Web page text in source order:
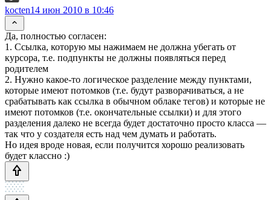
kocten14 июн 2010 в 10:46
Да, полностью согласен:
1. Ссылка, которую мы нажимаем не должна убегать от
курсора, т.е. подпункты не должны появляться перед
родителем
2. Нужно какое-то логическое разделение между пунктами,
которые имеют потомков (т.е. будут разворачиваться, а не
срабатывать как ссылка в обычном облаке тегов) и которые не
имеют потомков (т.е. окончательные ссылки) и для этого
разделения далеко не всегда будет достаточно просто класса —
так что у создателя есть над чем думать и работать.
Но идея вроде новая, если получится хорошо реализовать
будет классно :)